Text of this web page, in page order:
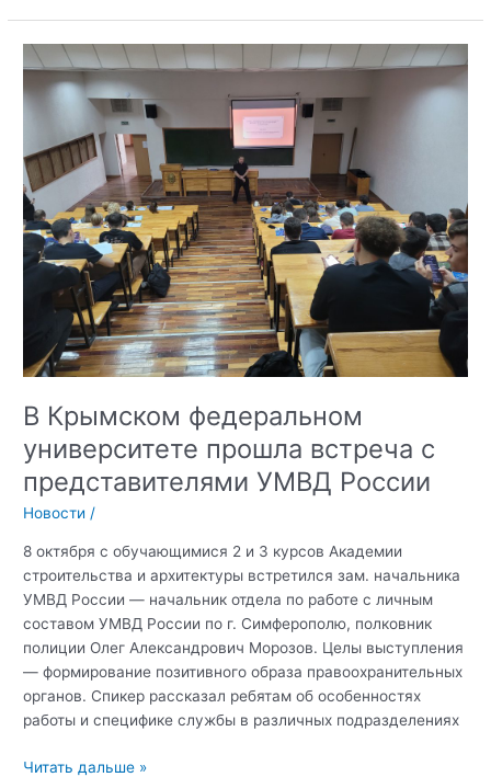
провел
семинар
«Студенческая
проектная
деятельность
сфере
профилактики
религиозного
радикализма»
В Крымском федеральном
университете прошла встреча с
представителями УМВД России
Новости /
8 октября с обучающимися 2 и 3 курсов Академии
строительства и архитектуры встретился зам. начальника
УМВД России — начальник отдела по работе с личным
составом УМВД России по г. Симферополю, полковник
полиции Олег Александрович Морозов. Целы выступления
— формирование позитивного образа правоохранительных
органов. Спикер рассказал ребятам об особенностях
работы и специфике службы в различных подразделениях
В
Читать дальше »